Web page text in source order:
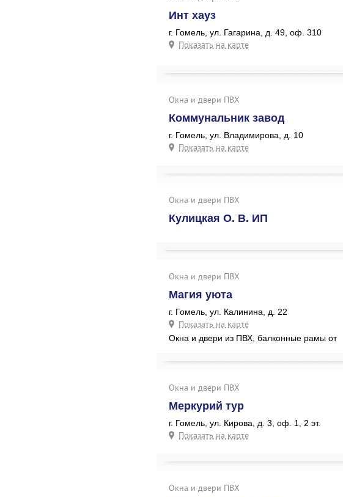
Инт хауз
г. Гомель, ул. Гагарина, д. 49, оф. 310
Показать на карте
Окна и двери ПВХ
Коммунальник завод
г. Гомель, ул. Владимирова, д. 10
Показать на карте
Окна и двери ПВХ
Кулицкая О. В. ИП
Окна и двери ПВХ
Магия уюта
г. Гомель, ул. Калинина, д. 22
Показать на карте
Окна и двери из ПВХ, балконные рамы от
Окна и двери ПВХ
Меркурий тур
г. Гомель, ул. Кирова, д. 3, оф. 1, 2 эт.
Показать на карте
Окна и двери ПВХ